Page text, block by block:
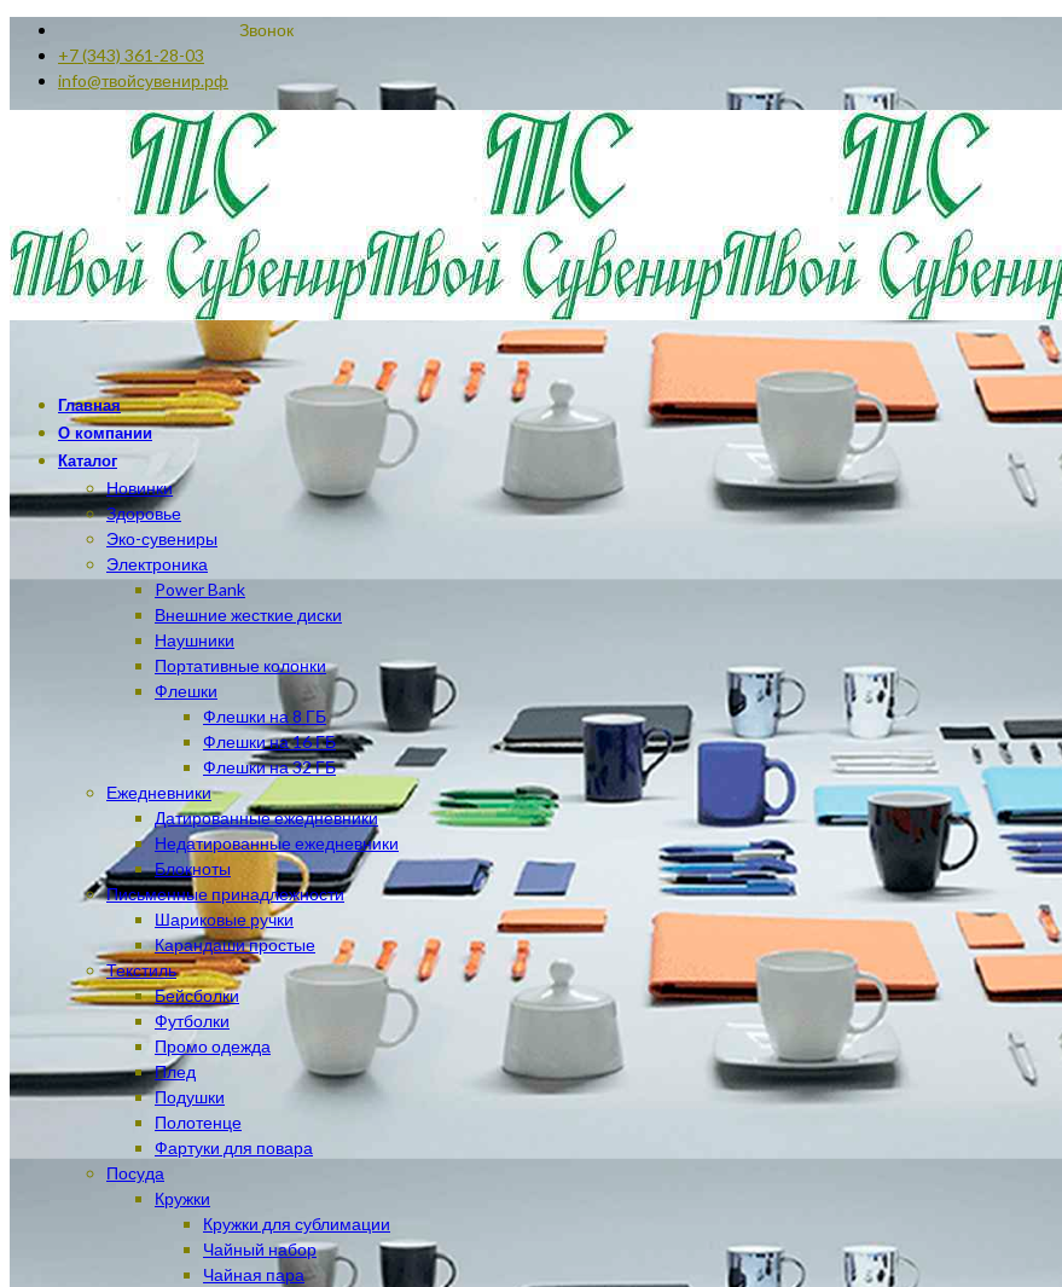
Звонок
+7 (343) 361-28-03
info@твойсувенир.рф
Главная
О компании
Каталог
Новинки
Здоровье
Эко-сувениры
Электроника
Power Bank
Внешние жесткие диски
Наушники
Портативные колонки
Флешки
Флешки на 8 ГБ
Флешки на 16 ГБ
Флешки на 32 ГБ
Ежедневники
Датированные ежедневники
Недатированные ежедневники
Блокноты
Письменные принадлежности
Шариковые ручки
Карандаши простые
Текстиль
Бейсболки
Футболки
Промо одежда
Плед
Подушки
Полотенце
Фартуки для повара
Посуда
Кружки
Кружки для сублимации
Чайный набор
Чайная пара